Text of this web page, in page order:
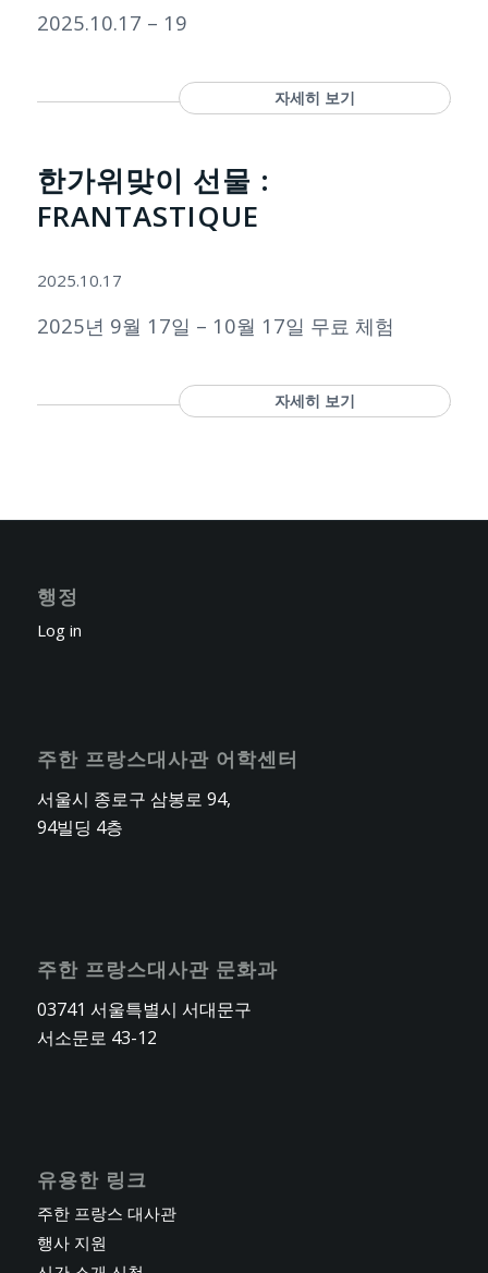
2025.10.17 – 19
자세히 보기
한가위맞이 선물 :
FRANTASTIQUE
2025.10.17
2025년 9월 17일 – 10월 17일 무료 체험
자세히 보기
행정
Log in
주한 프랑스대사관 어학센터
서울시 종로구 삼봉로 94,
94빌딩 4층
주한 프랑스대사관 문화과
03741 서울특별시 서대문구
서소문로 43-12
유용한 링크
주한 프랑스 대사관
행사 지원